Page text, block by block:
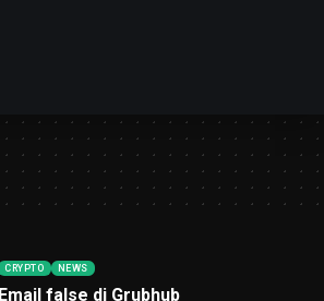
CRYPTO NEWS
Email false di Grubhub